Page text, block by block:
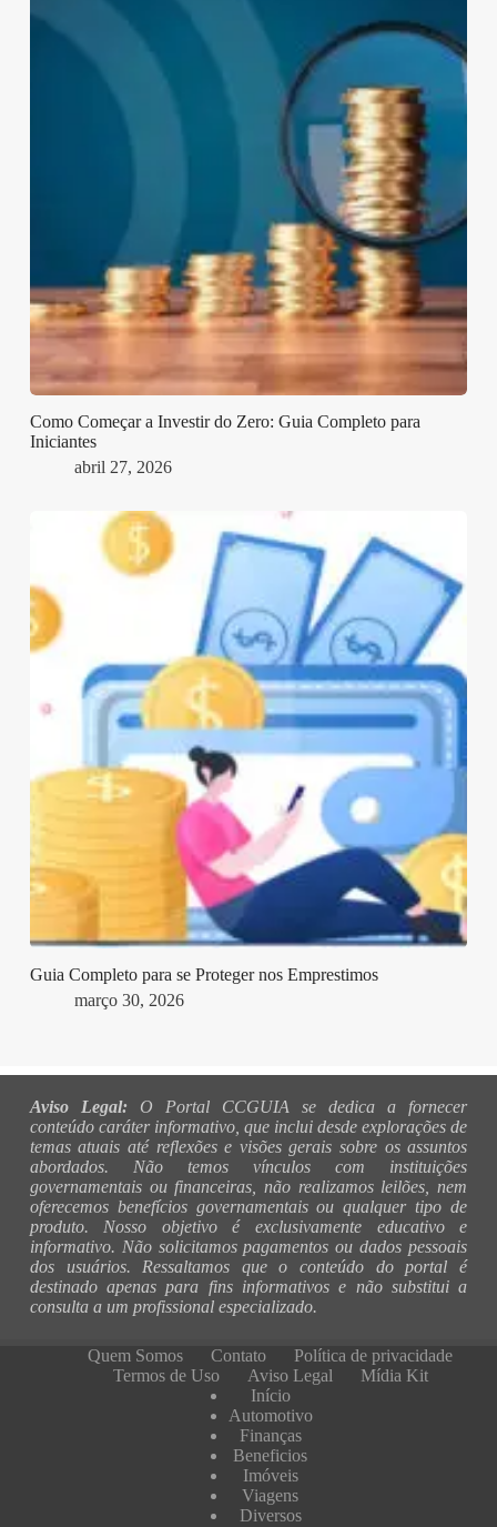
Como Começar a Investir do Zero: Guia Completo para
Iniciantes
abril 27, 2026
Guia Completo para se Proteger nos Emprestimos
março 30, 2026
Aviso Legal: O Portal CCGUIA se dedica a fornecer
conteúdo caráter informativo, que inclui desde explorações de
temas atuais até reflexões e visões gerais sobre os assuntos
abordados. Não temos vínculos com instituições
governamentais ou financeiras, não realizamos leilões, nem
oferecemos benefícios governamentais ou qualquer tipo de
produto. Nosso objetivo é exclusivamente educativo e
informativo. Não solicitamos pagamentos ou dados pessoais
dos usuários. Ressaltamos que o conteúdo do portal é
destinado apenas para fins informativos e não substitui a
consulta a um profissional especializado.
Quem Somos Contato
Política de privacidade
Termos de Uso
Aviso Legal
Mídia Kit
Início
Automotivo
Finanças
Beneficios
Imóveis
Viagens
Diversos